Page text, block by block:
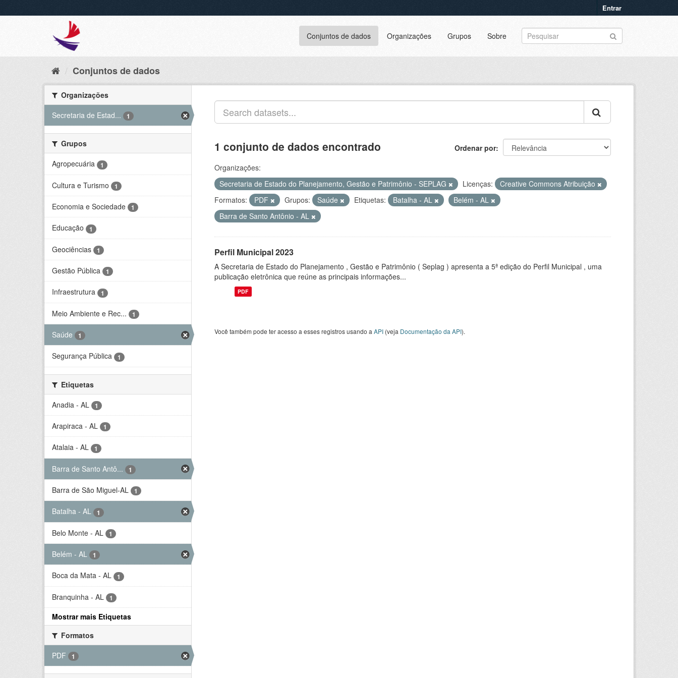
Entrar
Conjuntos de dados Organizações Grupos Sobre
Conjuntos de dados
Organizações
Secretaria de Estad...
1
Grupos
Agropecuária
1
Cultura e Turismo 1
Economia e Sociedade 1
Educação 1
Geociências 1
Gestão Pública 1
Infraestrutura 1
Meio Ambiente e Rec... 1
Saúde 1
Segurança Pública 1
Etiquetas
Anadia - AL
1
Arapiraca - AL 1
Atalaia - AL 1
Barra de Santo Antô... 1
Barra de São Miguel-AL 1
Batalha - AL 1
Belo Monte - AL 1
Belém - AL 1
Boca da Mata - AL 1
Branquinha - AL 1
Mostrar mais Etiquetas
Formatos
PDF
1
Ordenar por
1 conjunto de dados encontrado
Organizações:
Secretaria de Estado do Planejamento, Gestão e Patrimônio - SEPLAG
Licenças:
Creative Commons Atribuição
Formatos:
PDF Grupos: Saúde Etiquetas: Batalha - AL
Belém - AL
Barra de Santo Antônio - AL
Perfil Municipal 2023
A Secretaria de Estado do Planejamento , Gestão e Patrimônio ( Seplag ) apresenta a 5ª edição do Perfil Municipal , uma
publicação eletrônica que reúne as principais informações...
PDF
Você também pode ter acesso a esses registros usando a API (veja Documentação da API).